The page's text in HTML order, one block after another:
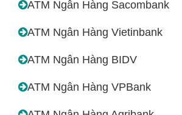
ATM Ngân Hàng Sacombank
ATM Ngân Hàng Vietinbank
ATM Ngân Hàng BIDV
ATM Ngân Hàng VPBank